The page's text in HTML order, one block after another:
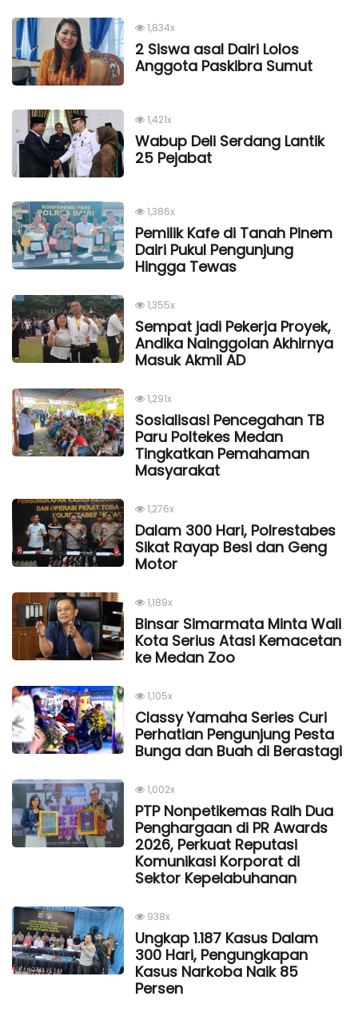
1,834x
2 Siswa asal Dairi Lolos
Anggota Paskibra Sumut
1,421x
Wabup Deli Serdang Lantik
25 Pejabat
1,386x
Pemilik Kafe di Tanah Pinem
Dairi Pukul Pengunjung
Hingga Tewas
1,355x
Sempat jadi Pekerja Proyek,
Andika Nainggolan Akhirnya
Masuk Akmil AD
1,291x
Sosialisasi Pencegahan TB
Paru Poltekes Medan
Tingkatkan Pemahaman
Masyarakat
1,276x
Dalam 300 Hari, Polrestabes
Sikat Rayap Besi dan Geng
Motor
1,189x
Binsar Simarmata Minta Wali
Kota Serius Atasi Kemacetan
ke Medan Zoo
1,105x
Classy Yamaha Series Curi
Perhatian Pengunjung Pesta
Bunga dan Buah di Berastagi
1,002x
PTP Nonpetikemas Raih Dua
Penghargaan di PR Awards
2026, Perkuat Reputasi
Komunikasi Korporat di
Sektor Kepelabuhanan
938x
Ungkap 1.187 Kasus Dalam
300 Hari, Pengungkapan
Kasus Narkoba Naik 85
Persen